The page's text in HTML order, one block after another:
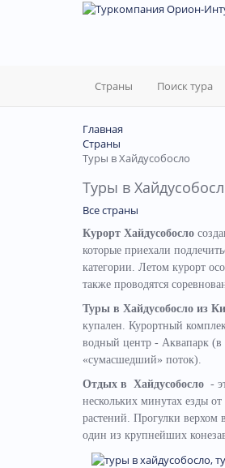
Страны Поиск тура
Главная
Страны
Туры в Хайдусобосло
Туры в
Все страны
Курорт Хайдусобосло
которые приехали
категории. Летом курорт
также проводятся
Туры в Хайдусобосло из
купален. Курортный
водный центр - Аквапарк (в
«сумасшедший» поток).
Отдых в Хайдусобосло -
нескольких минутах езды
растений. Прогулки верхом
один из крупнейших